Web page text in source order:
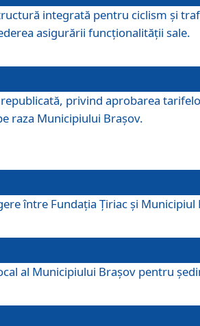
integrată pentru ciclism şi
asigurării funcționalității sale.
privind aprobarea
raza Municipiului Brașov.
între Fundația Țiriac și Municipiul
al Municipiului Braşov pentru